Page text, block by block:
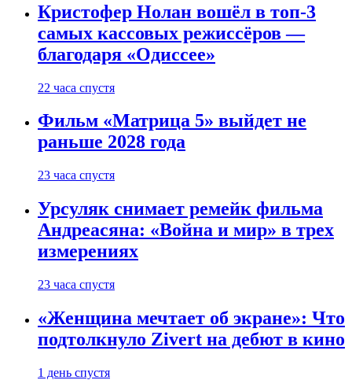
Кристофер Нолан вошёл в топ-3
самых кассовых режиссёров —
благодаря «Одиссее»
22 часа спустя
Фильм «Матрица 5» выйдет не
раньше 2028 года
23 часа спустя
Урсуляк снимает ремейк фильма
Андреасяна: «Война и мир» в трех
измерениях
23 часа спустя
«Женщина мечтает об экране»: Что
подтолкнуло Zivert на дебют в кино
1 день спустя